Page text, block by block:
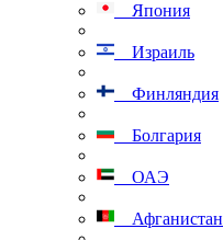
Япония
Израиль
Финляндия
Болгария
ОАЭ
Афганистан